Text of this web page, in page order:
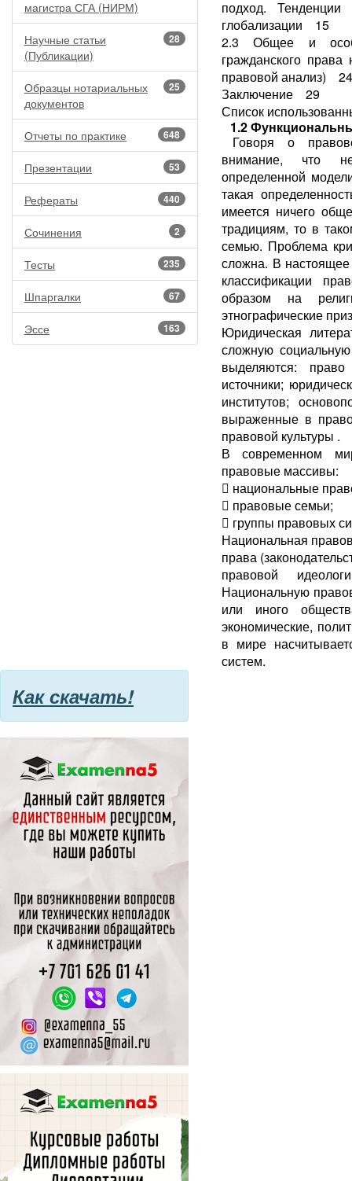
магистра СГА (НИРМ)
28
Научные статьи
(Публикации)
25
Образцы нотариальных
документов
648
Отчеты по практике
53
Презентации
440
Рефераты
2
Сочинения
235
Тесты
67
Шпаргалки
163
Эссе
подход.
глобализации 15
2.3 Общее и
гражданского
правовой анализ) 24
Заключение 29
Список
1.2
Говоря о
внимание, что
определенной
такая
имеется ничего
традициям, то в
семью. Проблема
сложна. В
классификации
образом на
этнографические
Юридическая
сложную
выделяются:
источники;
институтов;
выраженные в
правовой культуры .
В современном
правовые массивы:
 национальные
 правовые семьи;
 группы правовых
Национальная
права
правовой
Национальную
или иного
экономические,
в мире
систем.
Как скачать!